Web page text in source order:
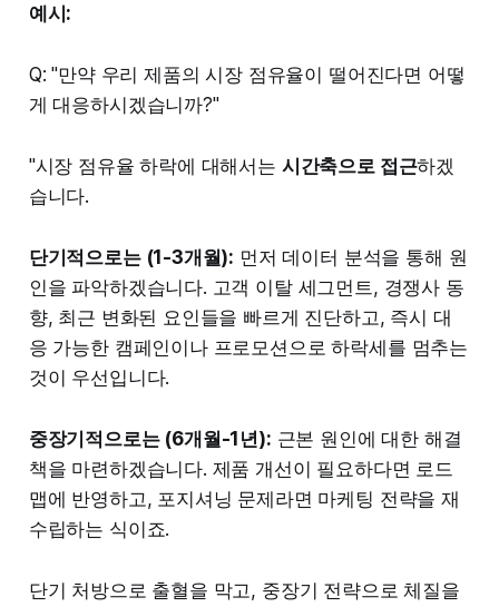
예시:
Q: "만약 우리 제품의 시장 점유율이 떨어진다면 어떻
게 대응하시겠습니까?"
"시장 점유율 하락에 대해서는 시간축으로 접근하겠
습니다.
단기적으로는 (1-3개월): 먼저 데이터 분석을 통해 원
인을 파악하겠습니다. 고객 이탈 세그먼트, 경쟁사 동
향, 최근 변화된 요인들을 빠르게 진단하고, 즉시 대
응 가능한 캠페인이나 프로모션으로 하락세를 멈추는
것이 우선입니다.
중장기적으로는 (6개월-1년): 근본 원인에 대한 해결
책을 마련하겠습니다. 제품 개선이 필요하다면 로드
맵에 반영하고, 포지셔닝 문제라면 마케팅 전략을 재
수립하는 식이죠.
단기 처방으로 출혈을 막고, 중장기 전략으로 체질을